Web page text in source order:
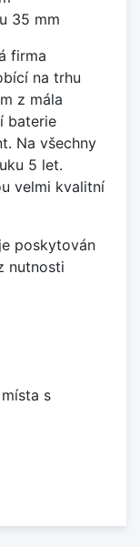
35 mm
firma
na trhu
z mála
baterie
Na všechny
5 let.
velmi kvalitní
poskytován
nutnosti
s